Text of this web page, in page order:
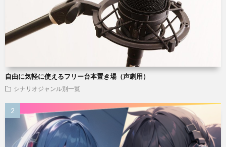
自由に気軽に使えるフリー台本置き場（声劇用）
シナリオジャンル別一覧